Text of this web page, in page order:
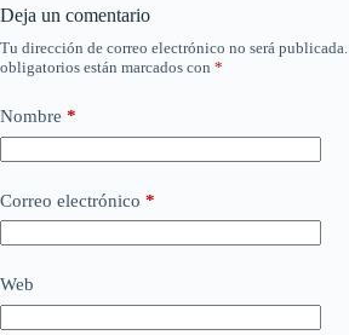
Deja un comentario
Tu dirección de correo electrónico no será publicada.
obligatorios están marcados con *
Nombre *
Correo electrónico *
Web